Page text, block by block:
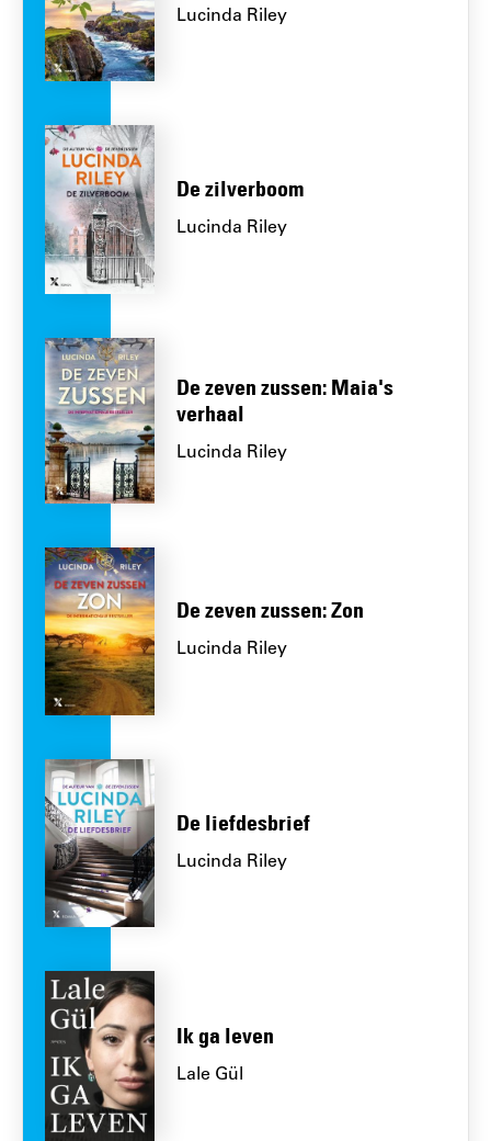
Lucinda Riley
De zilverboom
Lucinda Riley
De zeven zussen: Maia's
verhaal
Lucinda Riley
De zeven zussen: Zon
Lucinda Riley
De liefdesbrief
Lucinda Riley
Ik ga leven
Lale Gül